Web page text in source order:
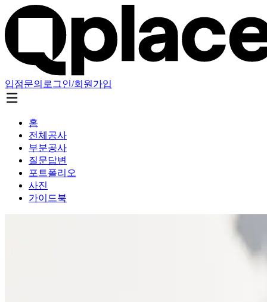
입점문의 로그인/회원가입
홈
전체공사
부분공사
질문답변
포트폴리오
사진
가이드북